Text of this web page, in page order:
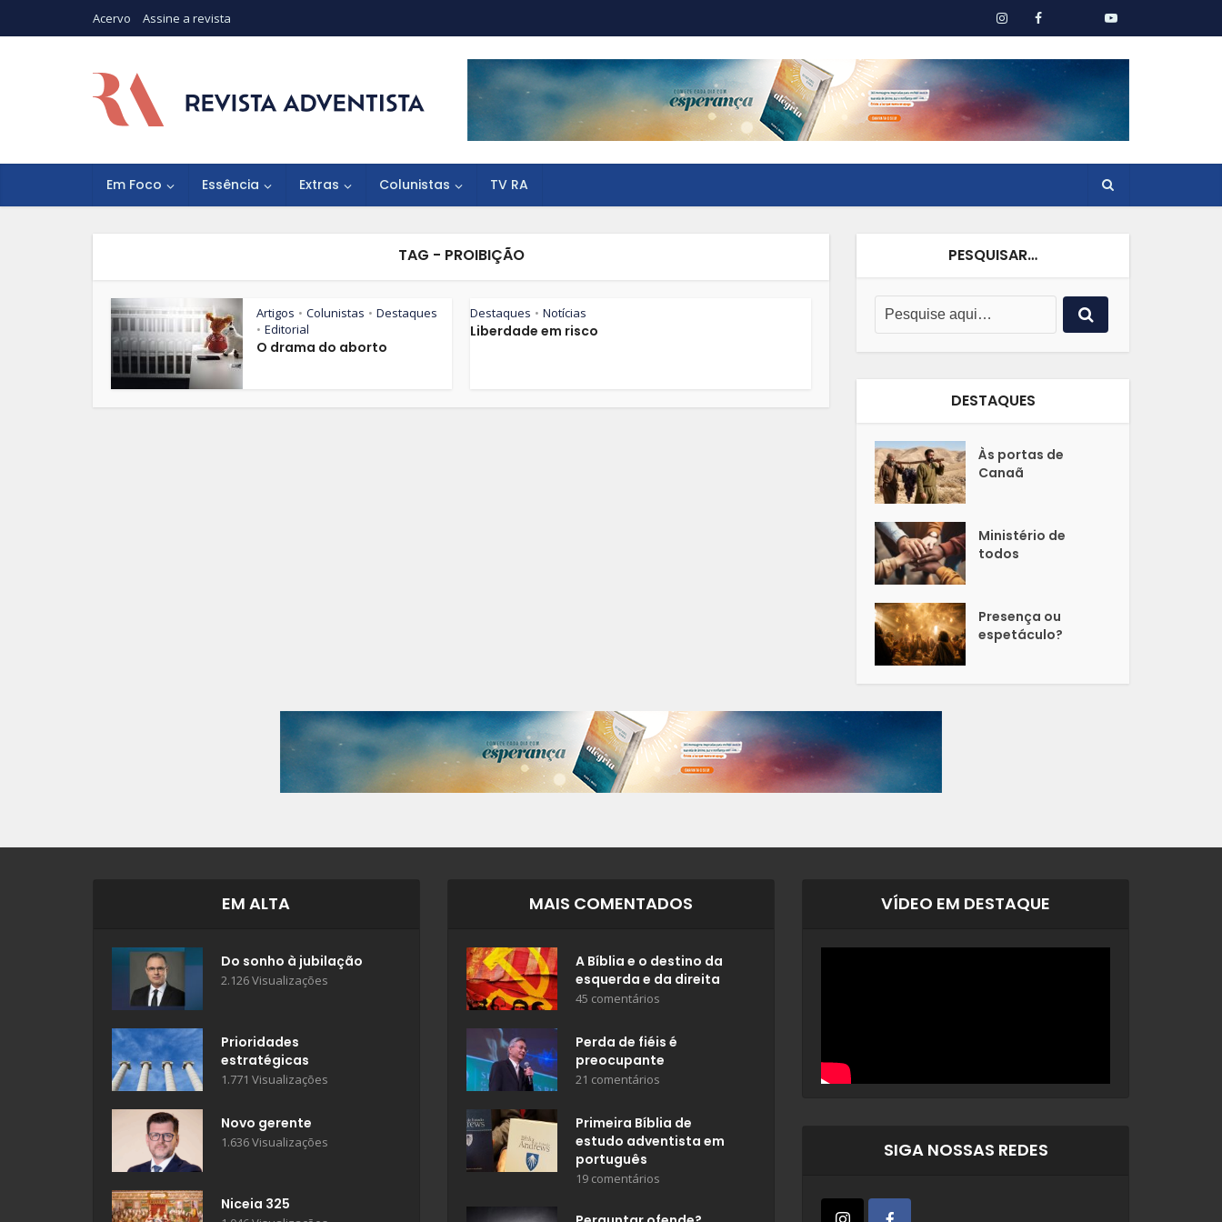
Acervo Assine a revista
Em Foco Essência Extras Colunistas TV RA
TAG - PROIBIÇÃO
Artigos • Colunistas • Destaques
• Editorial
O drama do aborto
Destaques • Notícias
Liberdade em risco
PESQUISAR…
DESTAQUES
Às portas de
Canaã
Ministério de
todos
Presença ou
espetáculo?
EM ALTA
Do sonho à jubilação
2.126 Visualizações
Prioridades
estratégicas
1.771 Visualizações
Novo gerente
1.636 Visualizações
Niceia 325
MAIS COMENTADOS
A Bíblia e o destino da
esquerda e da direita
45 comentários
Perda de fiéis é
preocupante
21 comentários
Primeira Bíblia de
estudo adventista em
português
19 comentários
VÍDEO EM DESTAQUE
SIGA NOSSAS REDES